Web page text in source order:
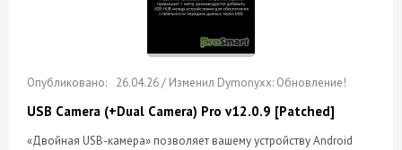
26.04.26 / Изменил Dymonyxx: Обновление!
USB Camera (+Dual Camera) Pro v12.0.9 [Patched]
«Двойная USB-камера» позволяет вашему устройству Android